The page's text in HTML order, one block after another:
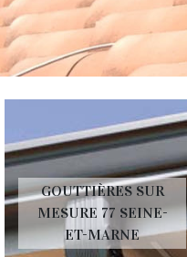
GOUTTIÈRES SUR
MESURE 77 SEINE-
ET-MARNE